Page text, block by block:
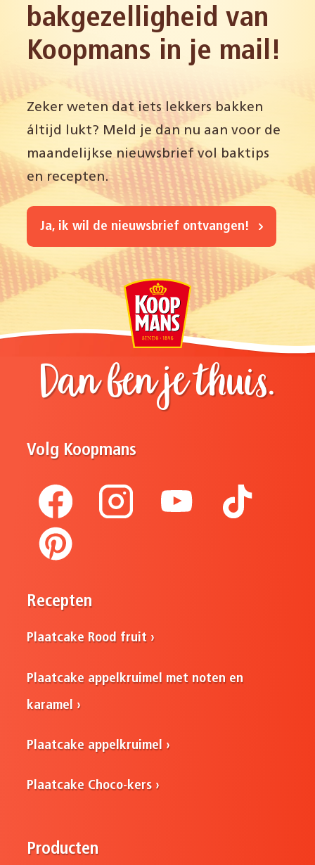
bakgezelligheid van
Koopmans in je mail!
Zeker weten dat iets lekkers bakken
áltijd lukt? Meld je dan nu aan voor de
maandelijkse nieuwsbrief vol baktips
en recepten.
Ja, ik wil de nieuwsbrief ontvangen!
Dan ben je thuis.
Volg Koopmans
Recepten
Plaatcake Rood fruit
Plaatcake appelkruimel met noten en
karamel
Plaatcake appelkruimel
Plaatcake Choco-kers
Producten